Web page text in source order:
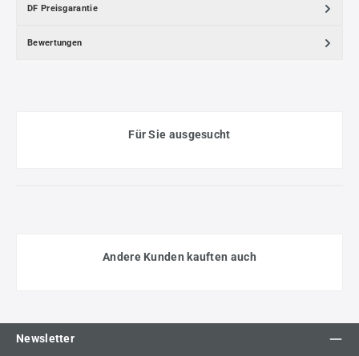
DF Preisgarantie
Bewertungen
Für Sie ausgesucht
Andere Kunden kauften auch
Newsletter